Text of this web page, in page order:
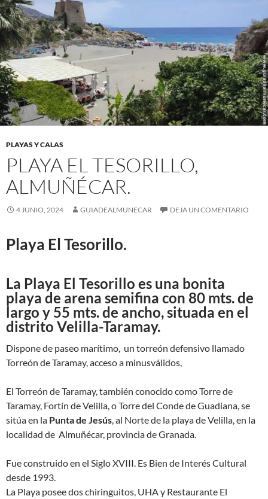
PLAYAS Y CALAS
PLAYA EL TESORILLO,
ALMUÑÉCAR.
4 JUNIO, 2024 GUIADEALMUNECAR DEJA UN COMENTARIO
Playa El Tesorillo.
La Playa El Tesorillo es una bonita
playa de arena semifina con 80 mts. de
largo y 55 mts. de ancho, situada en el
distrito Velilla-Taramay.
Dispone de paseo marítimo, un torreón defensivo llamado
Torreón de Taramay, acceso a minusválidos,
El Torreón de Taramay, también conocido como Torre de
Taramay, Fortín de Velilla, o Torre del Conde de Guadiana, ​se
sitúa en la Punta de Jesús , al Norte de la playa de Velilla, en la
localidad de Almuñécar, provincia de Granada.
Fue construido en el Siglo XVIII. Es Bien de Interés Cultural
desde 1993.
La Playa posee dos chiringuitos, UHA y Restaurante El